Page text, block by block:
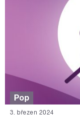
Pop
3. březen 2024